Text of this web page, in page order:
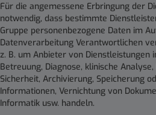
Für die angemessene Erbringung der
notwendig, dass bestimmte
Gruppe personenbezogene Daten im
Datenverarbeitung Verantwortlichen
z. B. um Anbieter von Dienstleistungen
Betreuung, Diagnose, klinische
Sicherheit, Archivierung, Speicherung
Informationen, Vernichtung von
Informatik usw. handeln.